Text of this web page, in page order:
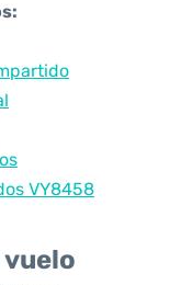
VY8458
vuelo